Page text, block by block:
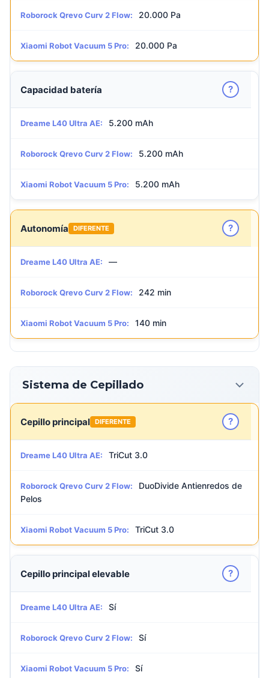
Roborock Qrevo Curv 2 Flow: 20.000 Pa
Xiaomi Robot Vacuum 5 Pro: 20.000 Pa
Capacidad batería ?
Dreame L40 Ultra AE: 5.200 mAh
Roborock Qrevo Curv 2 Flow: 5.200 mAh
Xiaomi Robot Vacuum 5 Pro: 5.200 mAh
Autonomía DIFERENTE ?
Dreame L40 Ultra AE: —
Roborock Qrevo Curv 2 Flow: 242 min
Xiaomi Robot Vacuum 5 Pro: 140 min
Sistema de Cepillado
Cepillo principal DIFERENTE ?
Dreame L40 Ultra AE: TriCut 3.0
Roborock Qrevo Curv 2 Flow:
DuoDivide Antienredos de
Pelos
Xiaomi Robot Vacuum 5 Pro: TriCut 3.0
Cepillo principal elevable ?
Dreame L40 Ultra AE: Sí
Roborock Qrevo Curv 2 Flow: Sí
Xiaomi Robot Vacuum 5 Pro: Sí